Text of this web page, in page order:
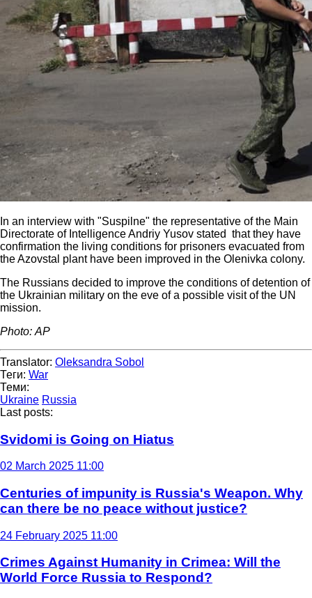
In an interview with "Suspilne" the representative of the Main
Directorate of Intelligence Andriy Yusov stated that they have
confirmation the living conditions for prisoners evacuated from
the Azovstal plant have been improved in the Olenivka colony.
The Russians decided to improve the conditions of detention of
the Ukrainian military on the eve of a possible visit of the UN
mission.
Photo: AP
Translator: Oleksandra Sobol
Теги: War
Теми:
Ukraine Russia
Last posts:
Svidomi is Going on Hiatus
02 March 2025 11:00
Centuries of impunity is Russia's Weapon. Why
can there be no peace without justice?
24 February 2025 11:00
Crimes Against Humanity in Crimea: Will the
World Force Russia to Respond?